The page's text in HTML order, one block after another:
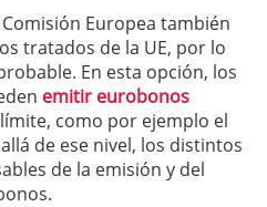
Europea también
tratados de la UE, por lo
En esta opción, los
emitir eurobonos
como por ejemplo el
de ese nivel, los distintos
de la emisión y del